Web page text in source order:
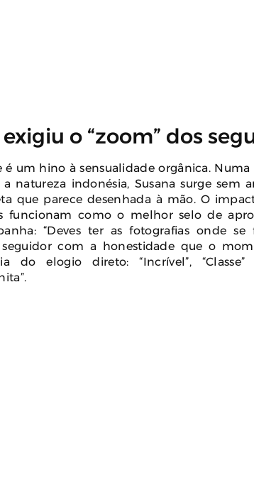
o “zoom” dos
um hino à sensualidade orgânica. Numa
natureza indonésia, Susana surge sem
que parece desenhada à mão. O
funcionam como o melhor selo de
“Deves ter as fotografias onde
seguidor com a honestidade que o
do elogio direto: “Incrível”,